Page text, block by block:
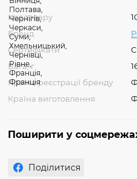
Код товару
Бренд
Сертифікати
Вага, г
Країна реєстрації бренду
Країна виготовлення
Поширити у
Поділитися